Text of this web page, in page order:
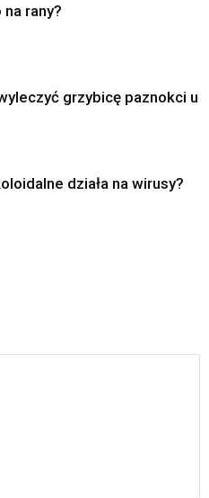
rany?
grzybicę paznokci u
działa na wirusy?